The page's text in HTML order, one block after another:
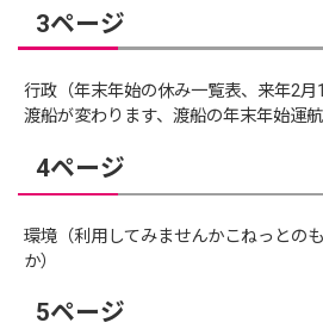
3ページ
行政（年末年始の休み一覧表、来年2
渡船が変わります、渡船の年末年始運航
4ページ
環境（利用してみませんかこねっとの
か）
5ページ